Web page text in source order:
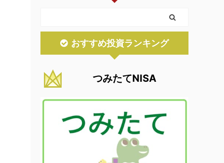
おすすめ投資ランキング
つみたてNISA